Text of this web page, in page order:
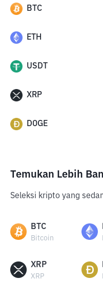
BTC
ETH
USDT
XRP
DOGE
Temukan Lebih
Seleksi kripto yang
BTC
Bitcoin
XRP
XRP